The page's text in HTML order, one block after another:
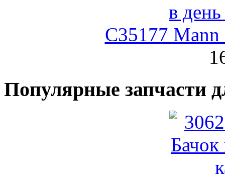
C35177
Популярные запчасти